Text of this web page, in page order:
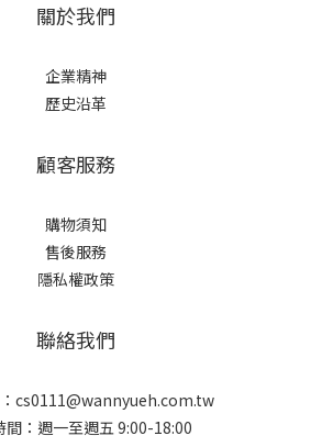
關於我們
企業精神
歷史沿革
顧客服務
購物須知
售後服務
隱私權政策
聯絡我們
cs0111@wannyueh.com.tw
間：週一至週五 9:00-18:00